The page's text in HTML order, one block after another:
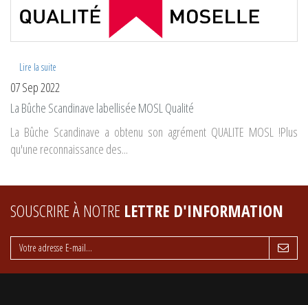
Lire la suite
07 Sep 2022
La Bûche Scandinave labellisée MOSL Qualité
La Bûche Scandinave a obtenu son agrément QUALITE MOSL !Plus
qu'une reconnaissance des...
SOUSCRIRE À NOTRE LETTRE D'INFORMATION